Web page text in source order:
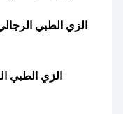
الزي الطبي
الزي الطبي